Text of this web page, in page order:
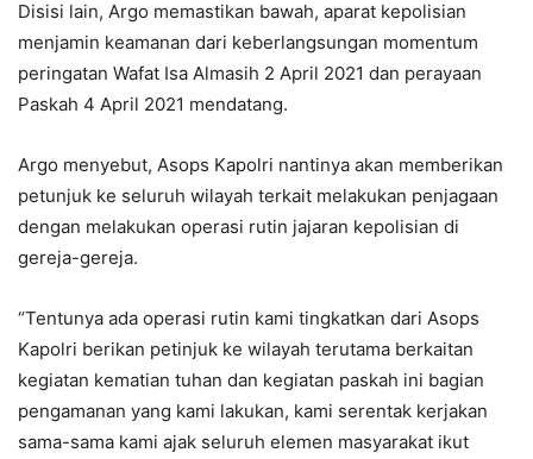
Disisi lain, Argo memastikan bawah, aparat kepolisian
menjamin keamanan dari keberlangsungan momentum
peringatan Wafat Isa Almasih 2 April 2021 dan perayaan
Paskah 4 April 2021 mendatang.
Argo menyebut, Asops Kapolri nantinya akan memberikan
petunjuk ke seluruh wilayah terkait melakukan penjagaan
dengan melakukan operasi rutin jajaran kepolisian di
gereja-gereja.
“Tentunya ada operasi rutin kami tingkatkan dari Asops
Kapolri berikan petinjuk ke wilayah terutama berkaitan
kegiatan kematian tuhan dan kegiatan paskah ini bagian
pengamanan yang kami lakukan, kami serentak kerjakan
sama-sama kami ajak seluruh elemen masyarakat ikut